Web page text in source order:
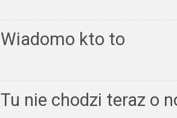
Wiadomo kto to
Tu nie chodzi teraz o